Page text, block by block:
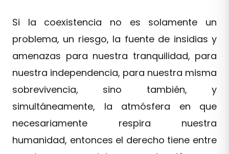
Si la coexistencia no es solamente un
problema, un riesgo, la fuente de insidias y
amenazas para nuestra tranquilidad, para
nuestra independencia, para nuestra misma
sobrevivencia, sino también, y
simultáneamente, la atmósfera en que
necesariamente respira nuestra
humanidad, entonces el derecho tiene entre